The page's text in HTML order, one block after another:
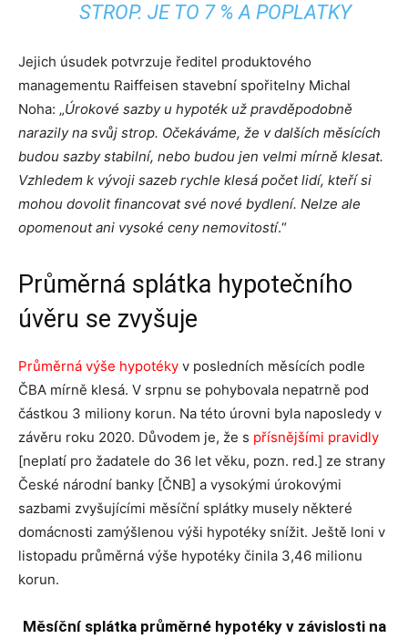
STROP. JE TO 7 % A POPLATKY
Jejich úsudek potvrzuje ředitel produktového
managementu Raiffeisen stavební spořitelny Michal
Noha: „Úrokové sazby u hypoték už pravděpodobně
narazily na svůj strop. Očekáváme, že v dalších měsících
budou sazby stabilní, nebo budou jen velmi mírně klesat.
Vzhledem k vývoji sazeb rychle klesá počet lidí, kteří si
mohou dovolit financovat své nové bydlení. Nelze ale
opomenout ani vysoké ceny nemovitostí.“
Průměrná splátka hypotečního
úvěru se zvyšuje
Průměrná výše hypotéky v posledních měsících podle
ČBA mírně klesá. V srpnu se pohybovala nepatrně pod
částkou 3 miliony korun. Na této úrovni byla naposledy v
závěru roku 2020. Důvodem je, že s přísnějšími pravidly
[neplatí pro žadatele do 36 let věku, pozn. red.] ze strany
České národní banky [ČNB] a vysokými úrokovými
sazbami zvyšujícími měsíční splátky musely některé
domácnosti zamýšlenou výši hypotéky snížit. Ještě loni v
listopadu průměrná výše hypotéky činila 3,46 milionu
korun.
Měsíční splátka průměrné hypotéky v závislosti na